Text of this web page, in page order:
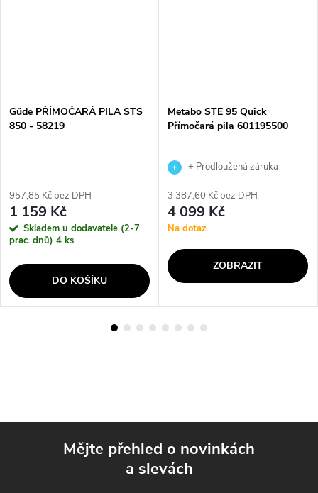
Güde PŘÍMOČARÁ PILA STS
850 - 58219
957,85 Kč bez DPH
1 159 Kč
Skladem u dodavatele (2-7
prac. dnů) 4 ks
DO KOŠÍKU
Metabo STE 95 Quick
Přímočará pila 601195500
+ Prodloužená záruka
3 387,60 Kč bez DPH
4 099 Kč
Na dotaz
ZOBRAZIT
Mějte přehled o novinkách
a slevách